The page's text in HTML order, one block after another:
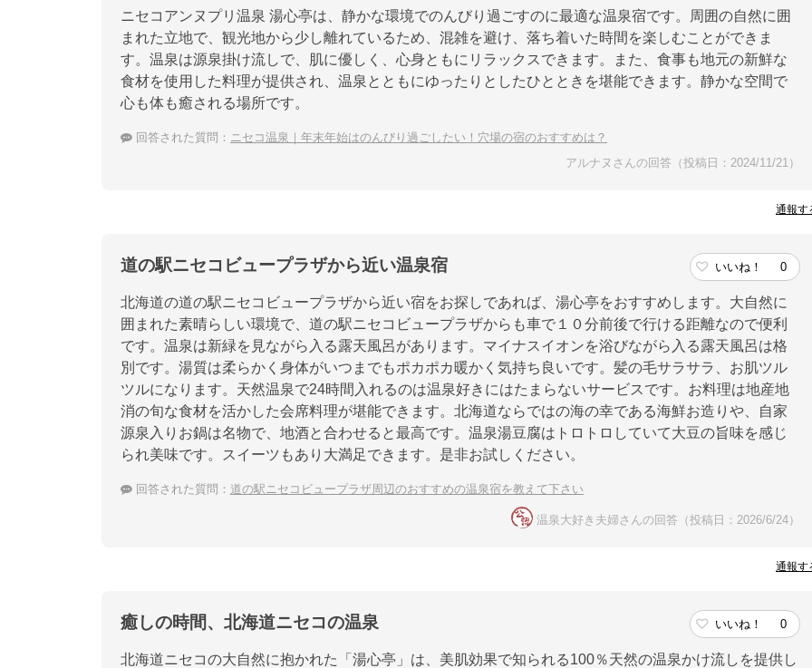
ニセコアンヌプリ温泉 湯心亭は、静かな環境でのんびり過ごすのに最適な温泉宿です。周囲の自然に囲
まれた立地で、観光地から少し離れているため、混雑を避け、落ち着いた時間を楽しむことができま
す。温泉は源泉掛け流しで、肌に優しく、心身ともにリラックスできます。また、食事も地元の新鮮な
食材を使用した料理が提供され、温泉とともにゆったりとしたひとときを堪能できます。静かな空間で
心も体も癒される場所です。
回答された質問： ニセコ温泉｜年末年始はのんびり過ごしたい！穴場の宿のおすすめは？
アルナヌさんの回答（投稿日：2024/11/21）
通報す
道の駅ニセコビュープラザから近い温泉宿 いいね！ 0
北海道の道の駅ニセコビュープラザから近い宿をお探しであれば、湯心亭をおすすめします。大自然に
囲まれた素晴らしい環境で、道の駅ニセコビュープラザからも車で１０分前後で行ける距離なので便利
です。温泉は新緑を見ながら入る露天風呂があります。マイナスイオンを浴びながら入る露天風呂は格
別です。湯質は柔らかく身体がいつまでもポカポカ暖かく気持ち良いです。髪の毛サラサラ、お肌ツル
ツルになります。天然温泉で24時間入れるのは温泉好きにはたまらないサービスです。お料理は地産地
消の旬な食材を活かした会席料理が堪能できます。北海道ならではの海の幸である海鮮お造りや、自家
源泉入りお鍋は名物で、地酒と合わせると最高です。温泉湯豆腐はトロトロしていて大豆の旨味を感じ
られ美味です。スイーツもあり大満足できます。是非お試しください。
回答された質問： 道の駅ニセコビュープラザ周辺のおすすめの温泉宿を教えて下さい
温泉大好き夫婦さんの回答（投稿日：2026/6/24）
通報す
癒しの時間、北海道ニセコの温泉 いいね！ 0
北海道ニセコの大自然に抱かれた「湯心亭」は、美肌効果で知られる100％天然の温泉かけ流しを提供し